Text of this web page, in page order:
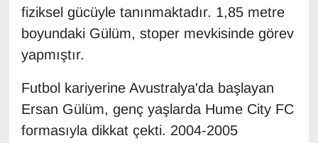
fiziksel gücüyle tanınmaktadır. 1,85 metre
boyundaki Gülüm, stoper mevkisinde görev
yapmıştır.
Futbol kariyerine Avustralya'da başlayan
Ersan Gülüm, genç yaşlarda Hume City FC
formasıyla dikkat çekti. 2004-2005
GENEL
Güncel
Gündem
Haber